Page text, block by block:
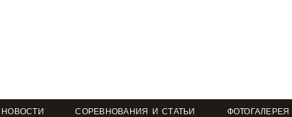
НОВОСТИ СОРЕВНОВАНИЯ И СТАТЬИ ФОТОГАЛЕРЕЯ